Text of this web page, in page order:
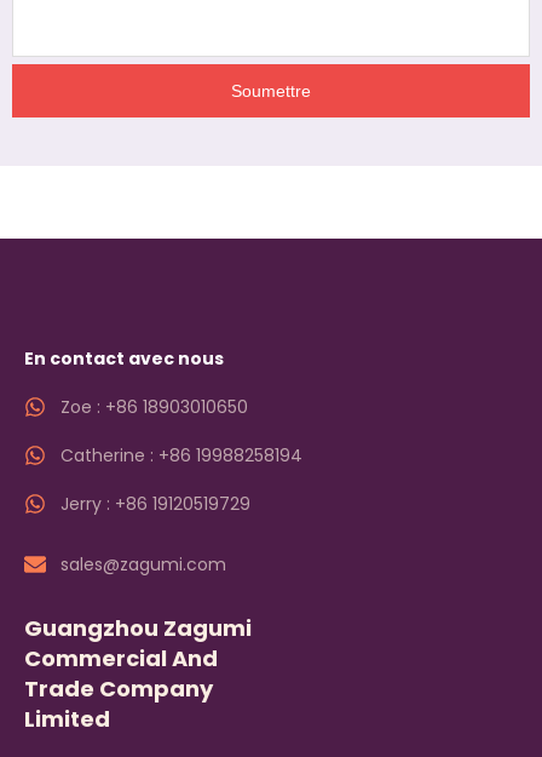
En contact avec nous
Zoe : +86 18903010650
Catherine : +86 19988258194
Jerry : +86 19120519729
sales@zagumi.com
Guangzhou Zagumi
Commercial And
Trade Company
Limited